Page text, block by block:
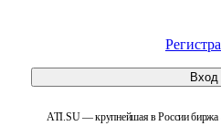
Вход
ATI.SU — крупнейшая в России биржа